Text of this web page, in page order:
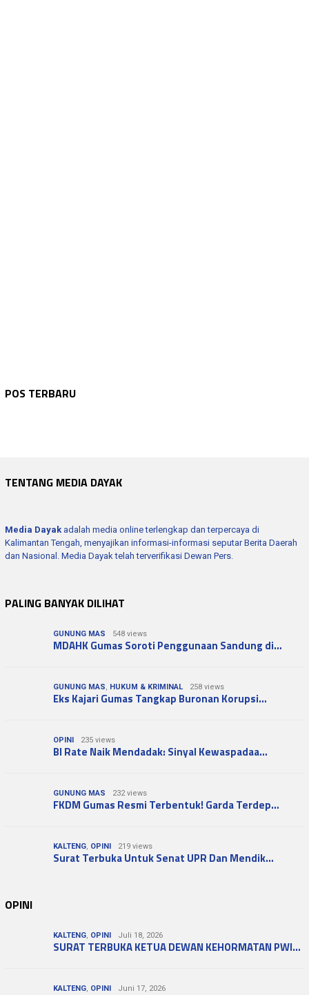
POS TERBARU
Bhabinkamtibmas Sambang Dan Sosialisasi …
Polres Seruyan Edukasi Pelajar SMKN 1 Ku…
WARTA KEPOLISIAN
Polres Seruyan Intensifkan Patroli Dialo…
WARTA KEPOLISIAN
WARTA KEPOLISIAN
TENTANG MEDIA DAYAK
Media Dayak adalah media online terlengkap dan terpercaya di
Kalimantan Tengah, menyajikan informasi-informasi seputar Berita Daerah
dan Nasional. Media Dayak telah terverifikasi Dewan Pers.
PALING BANYAK DILIHAT
GUNUNG MAS 548 views
MDAHK Gumas Soroti Penggunaan Sandung di…
GUNUNG MAS HUKUM & KRIMINAL 258 views
Eks Kajari Gumas Tangkap Buronan Korupsi…
OPINI 235 views
BI Rate Naik Mendadak: Sinyal Kewaspadaa…
GUNUNG MAS 232 views
FKDM Gumas Resmi Terbentuk! Garda Terdep…
KALTENG OPINI 219 views
Surat Terbuka Untuk Senat UPR Dan Mendik…
OPINI
KALTENG OPINI Juli 18, 2026
SURAT TERBUKA KETUA DEWAN KEHORMATAN PWI…
KALTENG OPINI Juni 17, 2026